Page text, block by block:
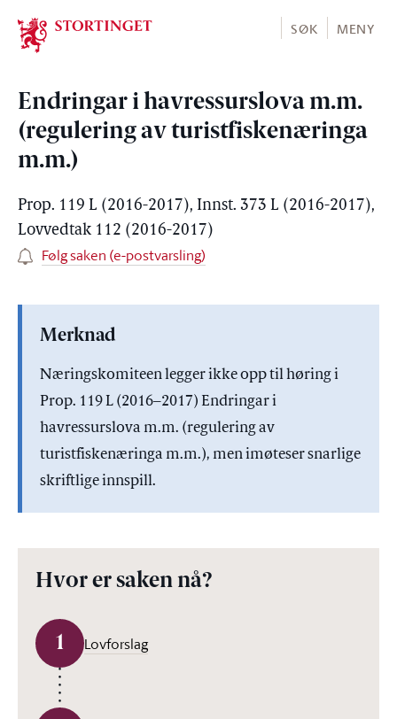
Stortinget.no
SØK MENY
Endringar i havressurslova m.m.
(regulering av turistfiskenæringa
m.m.)
Prop. 119 L (2016-2017), Innst. 373 L (2016-2017),
Lovvedtak 112 (2016-2017)
Følg saken (e-postvarsling)
Merknad
Næringskomiteen legger ikke opp til høring i
Prop. 119 L (2016–2017) Endringar i
havressurslova m.m. (regulering av
turistfiskenæringa m.m.), men imøteser snarlige
skriftlige innspill.
Hvor er saken nå?
1 Lovforslag